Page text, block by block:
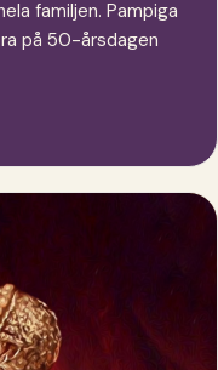
familjen. Pampiga
på 50-årsdagen